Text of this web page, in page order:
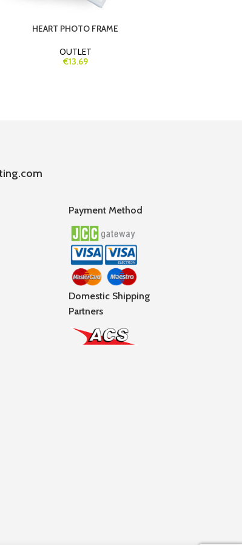
HEART PHOTO FRAME
OUTLET
€13.69
Payment Method
Domestic Shipping
Partners